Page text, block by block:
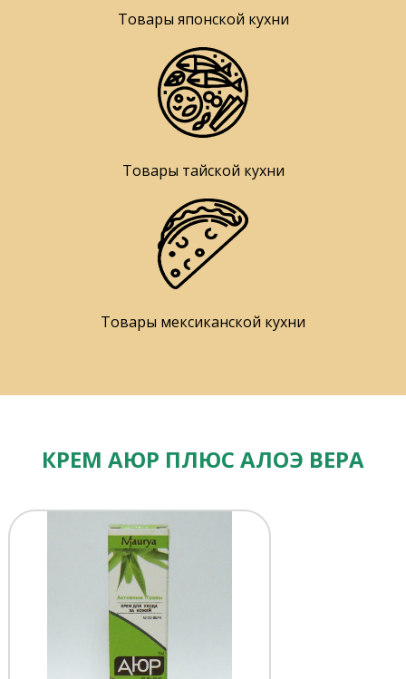
Товары японской кухни
Товары тайской кухни
Товары мексиканской кухни
КРЕМ АЮР ПЛЮС АЛОЭ ВЕРА